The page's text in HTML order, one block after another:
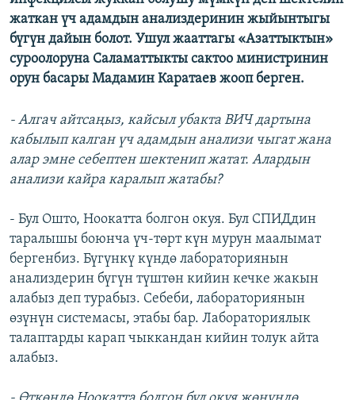
жаткан үч адамдын анализдеринин жыйынтыгы
бүгүн дайын болот. Ушул жааттагы «Азаттыктын»
суроолоруна Cаламаттыкты сактоо министринин
орун басары Мадамин Каратаев жооп берген.
- Алгач айтсаңыз, кайсыл убакта ВИЧ дартына
кабылып калган үч адамдын анализи чыгат жана
алар эмне себептен шектенип жатат. Алардын
анализи кайра каралып жатабы?
- Бул Ошто, Ноокатта болгон окуя. Бул СПИДдин
таралышы боюнча үч-төрт күн мурун маалымат
бергенбиз. Бүгүнкү күндө лабораториянын
анализдерин бүгүн түштөн кийин кечке жакын
алабыз деп турабыз. Себеби, лабораториянын
өзүнүн системасы, этабы бар. Лабораториялык
талаптарды карап чыккандан кийин толук айта
алабыз.